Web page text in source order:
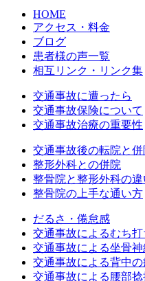
HOME
アクセス・料金
ブログ
患者様の声一覧
相互リンク・リンク集
交通事故に遭ったら
交通事故保険について
交通事故治療の重要性
交通事故後の転院と併
整形外科との併院
整骨院と整形外科の違
整骨院の上手な通い方
だるさ・倦怠感
交通事故によるむち打
交通事故による坐骨神
交通事故による背中の
交通事故による腰部